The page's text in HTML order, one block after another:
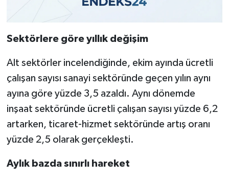
Sektörlere göre yıllık değişim
Alt sektörler incelendiğinde, ekim ayında ücretli
çalışan sayısı sanayi sektöründe geçen yılın aynı
ayına göre yüzde 3,5 azaldı. Aynı dönemde
inşaat sektöründe ücretli çalışan sayısı yüzde 6,2
artarken, ticaret-hizmet sektöründe artış oranı
yüzde 2,5 olarak gerçekleşti.
Aylık bazda sınırlı hareket